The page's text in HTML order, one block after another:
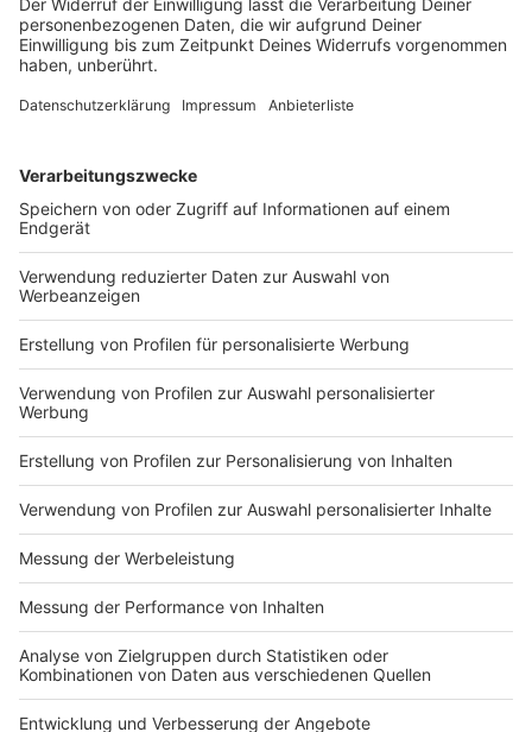
Anzeige
Das hofft Bundesgesundheitsminister Karl Lauterbach
für jeden Bürgertest. Betrug kann dadurch weniger
attraktiv, aber nicht komplett verdrängt werden. Wer
sich kostenlos testen lassen möchte, müsste nun
auch den Grund nachweisen. "Es sind Tests
abgerechnet worden, die nicht durchgeführt wurden.
auf die zuschneidet, die ihn brauchen", erklärt
Lauterbach. Er erhofft sich außerdem, dass die Zahl
falsch positiver Ergebnisse damit zurückgehe.
Autor: Thorsten Ortmann
Anzeige